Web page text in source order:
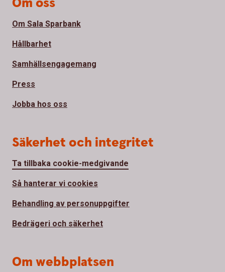
Om Sala Sparbank
Hållbarhet
Samhällsengagemang
Press
Jobba hos oss
Säkerhet och integritet
Ta tillbaka cookie-medgivande
Så hanterar vi cookies
Behandling av personuppgifter
Bedrägeri och säkerhet
Om webbplatsen